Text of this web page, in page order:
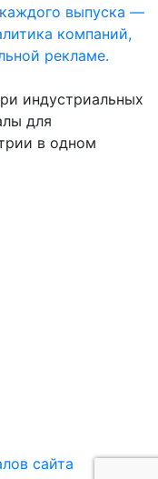
выпуска —
компаний,
рекламе.
индустриальных
для
в одном
сайта